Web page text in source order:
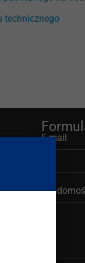
technicznego
Terapii
E-mail